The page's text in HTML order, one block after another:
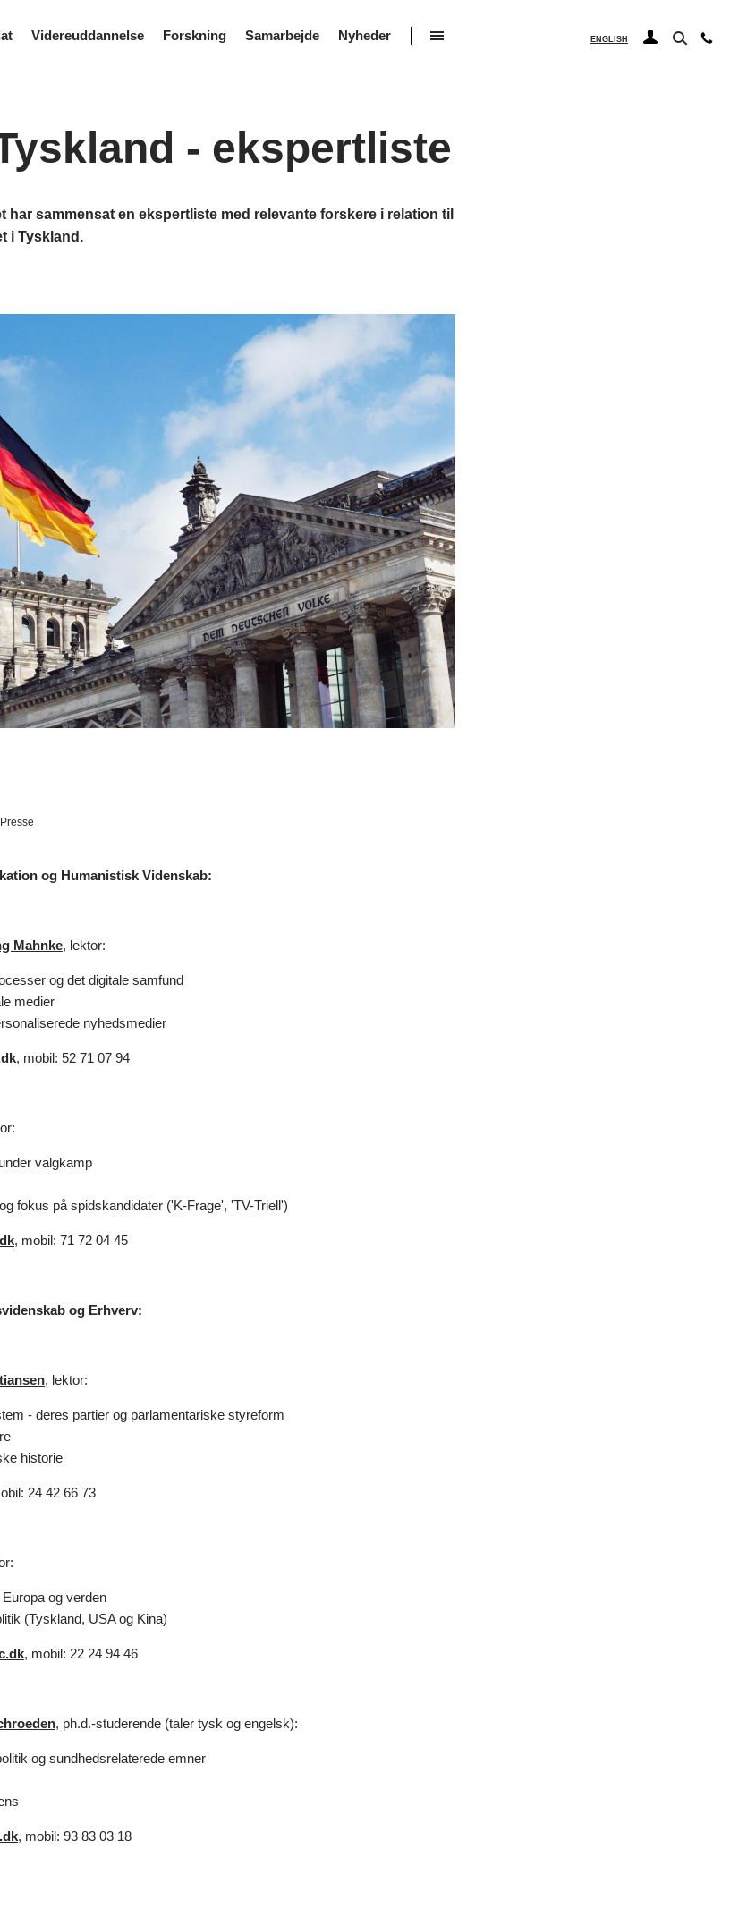
Videreuddannelse Forskning Samarbejde Nyheder ENGLISH
- ekspertliste
har sammensat en ekspertliste med relevante forskere i relation til
i Tyskland.
og Humanistisk Videnskab:
Mahnke, lektor:
og det digitale samfund
medier
nyhedsmedier
, mobil: 52 71 07 94
valgkamp
fokus på spidskandidater ('K-Frage', 'TV-Triell')
, mobil: 71 72 04 45
og Erhverv:
, lektor:
- deres partier og parlamentariske styreform
historie
24 42 66 73
og verden
(Tyskland, USA og Kina)
, mobil: 22 24 94 46
, ph.d.-studerende (taler tysk og engelsk):
og sundhedsrelaterede emner
, mobil: 93 83 03 18